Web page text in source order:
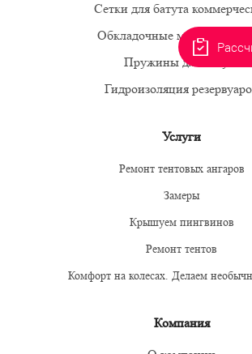
Сетки для батута
Обкладочные маты для
Пружины для батута
Гидроизоляция
Услуги
Ремонт тентовых ангаров
Замеры
Крышуем пингвинов
Ремонт тентов
Комфорт на колесах. Делаем
Компания